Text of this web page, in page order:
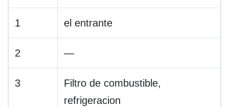
1 el entrante
2 —
3
Filtro de combustible,
refrigeracion